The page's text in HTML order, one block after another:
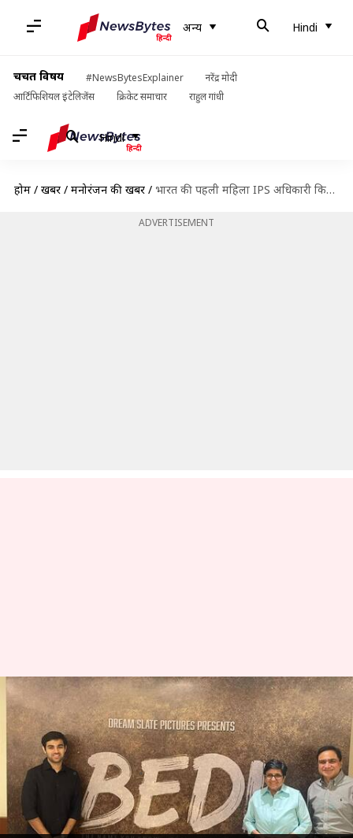
अन्य Hindi
चर्चित विषय #NewsBytesExplainer
नरेंद्र मोदी
आर्टिफिशियल इंटेलिजेंस
क्रिकेट समाचार राहुल गांधी
Hindi
होम / खबरें / मनोरंजन की खबरें / भारत की पहली महिला IPS अधिकारी किरण बेदी की बनेगी बायोपिक, शीर्षक से उठा पर्दा
ADVERTISEMENT
भारत की पहली महिला IPS
अधिकारी किरण बेदी की बनेगी
बायोपिक, शीर्षक से उठा पर्दा
लेखन दीक्षा शर्मा Jun 12, 2024 10:18 pm
क्या है खबर?